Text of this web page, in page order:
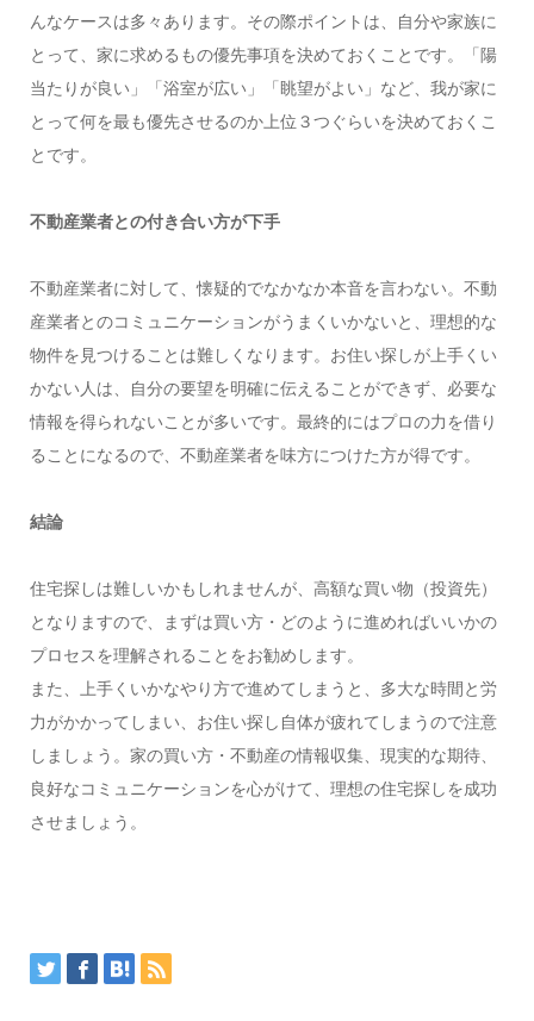
んなケースは多々あります。その際ポイントは、自分や家族に
とって、家に求めるもの優先事項を決めておくことです。「陽
当たりが良い」「浴室が広い」「眺望がよい」など、我が家に
とって何を最も優先させるのか上位３つぐらいを決めておくこ
とです。
不動産業者との付き合い方が下手
不動産業者に対して、懐疑的でなかなか本音を言わない。不動
産業者とのコミュニケーションがうまくいかないと、理想的な
物件を見つけることは難しくなります。お住い探しが上手くい
かない人は、自分の要望を明確に伝えることができず、必要な
情報を得られないことが多いです。最終的にはプロの力を借り
ることになるので、不動産業者を味方につけた方が得です。
結論
住宅探しは難しいかもしれませんが、高額な買い物（投資先）
となりますので、まずは買い方・どのように進めればいいかの
プロセスを理解されることをお勧めします。
また、上手くいかなやり方で進めてしまうと、多大な時間と労
力がかかってしまい、お住い探し自体が疲れてしまうので注意
しましょう。家の買い方・不動産の情報収集、現実的な期待、
良好なコミュニケーションを心がけて、理想の住宅探しを成功
させましょう。